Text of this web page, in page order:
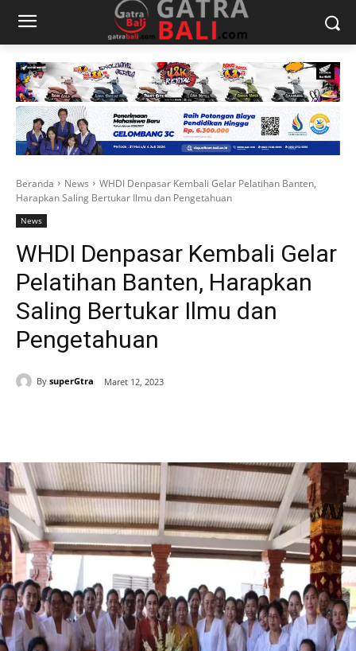
Beranda News
WHDI Denpasar Kembali Gelar Pelatihan Banten,
Harapkan Saling Bertukar Ilmu dan Pengetahuan
News
WHDI Denpasar Kembali Gelar
Pelatihan Banten, Harapkan
Saling Bertukar Ilmu dan
Pengetahuan
By superGtra Maret 12, 2023